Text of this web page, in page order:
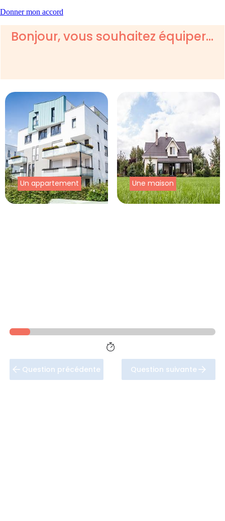
Donner mon accord
Bonjour, vous souhaitez équiper…
Un appartement Une maison
Question précédente Question suivante